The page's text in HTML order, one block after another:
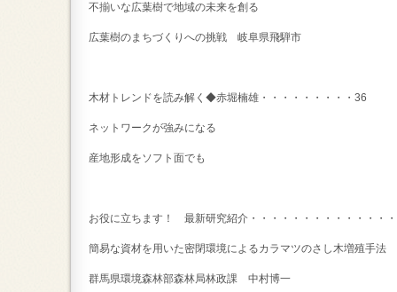
不揃いな広葉樹で地域の未来を創る
広葉樹のまちづくりへの挑戦 岐阜県飛騨市
木材トレンドを読み解く◆赤堀楠雄・・・・・・・・・36
ネットワークが強みになる
産地形成をソフト面でも
お役に立ちます！ 最新研究紹介・・・・・・・・・・・・・
簡易な資材を用いた密閉環境によるカラマツのさし木増殖手法
群馬県環境森林部森林局林政課 中村博一